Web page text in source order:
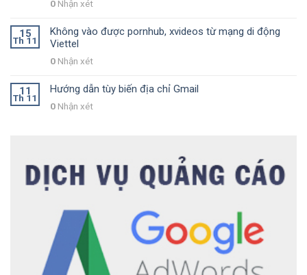
0 Nhận xét
15
Th 11
Không vào được pornhub, xvideos từ mạng di động
Viettel
0 Nhận xét
11
Th 11
Hướng dẫn tùy biến địa chỉ Gmail
0 Nhận xét